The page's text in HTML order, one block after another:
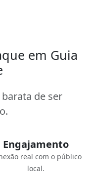
em Guia
de ser
Engajamento
real com o público
local.